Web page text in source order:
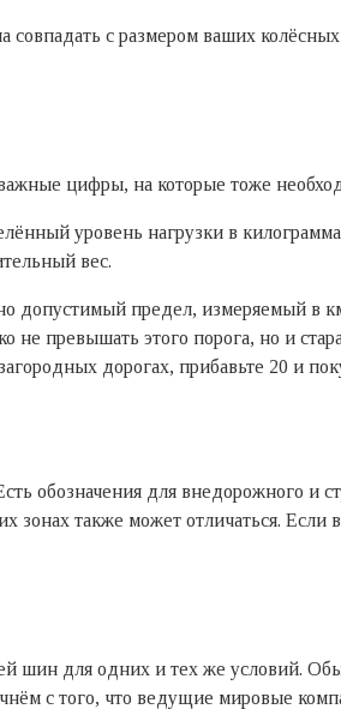
с размером ваших
цифры, на которые тоже
уровень нагрузки в
вес.
допустимый предел, измеряемый
превышать этого порога, но и
дорогах, прибавьте 20 и
обозначения для внедорожного и
также может отличаться. Если
шин для одних и тех же условий.
с того, что ведущие мировые